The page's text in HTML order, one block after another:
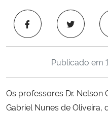
Ministério da Saúde
Ministério de Minas e Energia
Ministério da Ciência, Tecnologia,
Ministério do Meio Ambiente
Publicado em
Os professores Dr. Nelson
Gabriel Nunes de Oliveira,